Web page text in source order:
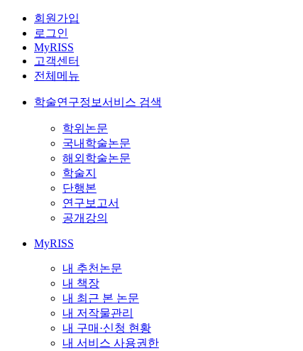
회원가입
로그인
MyRISS
고객센터
전체메뉴
학술연구정보서비스 검색
학위논문
국내학술논문
해외학술논문
학술지
단행본
연구보고서
공개강의
MyRISS
내 추천논문
내 책장
내 최근 본 논문
내 저작물관리
내 구매·신청 현황
내 서비스 사용권한